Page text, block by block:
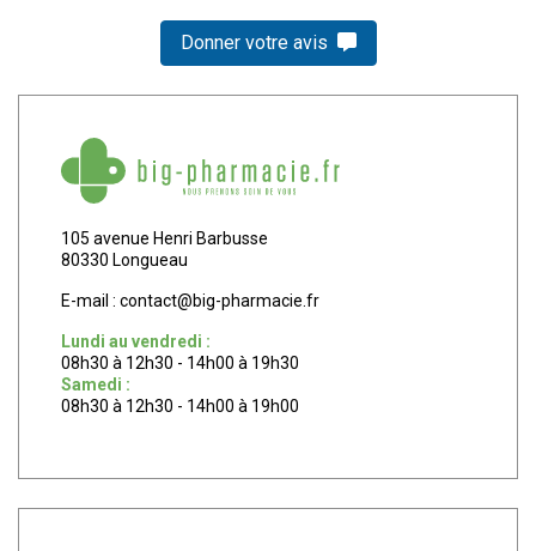
Donner votre avis
105 avenue Henri Barbusse
80330 Longueau
E-mail : contact@big-pharmacie.fr
Lundi au vendredi :
08h30 à 12h30 - 14h00 à 19h30
Samedi :
08h30 à 12h30 - 14h00 à 19h00